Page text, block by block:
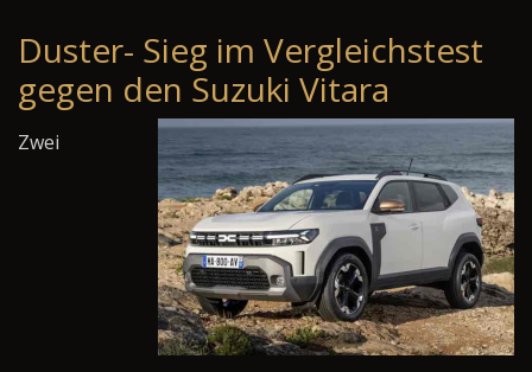
Duster- Sieg im Vergleichstest
gegen den Suzuki Vitara
Zwei